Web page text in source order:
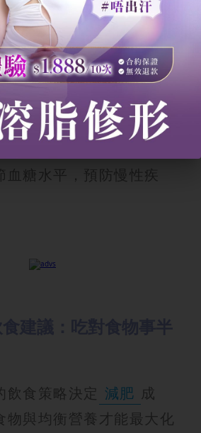
善胰島素敏感性。現代
糖和加工食品，長期大量
易導致胰島素阻抗，這是
病的主要成因之一。透過
島素有「休息」的機會，
血糖水平，預防慢性疾
飲食策略決定 減肥 成
物與均衡營養才能最大化